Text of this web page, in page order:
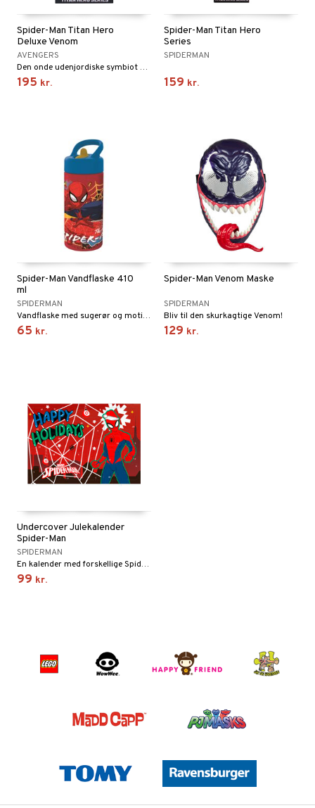
Spider-Man Titan Hero
Deluxe Venom
AVENGERS
Den onde udenjordiske symbiot Venom er en af Spider-Mans største fjender!
195 kr.
Spider-Man Titan Hero
Series
SPIDERMAN
159 kr.
Spider-Man Vandflaske 410
ml
SPIDERMAN
Vandflaske med sugerør og motiv af Spider-Man.
65 kr.
Spider-Man Venom Maske
SPIDERMAN
Bliv til den skurkagtige Venom!
129 kr.
Undercover Julekalender
Spider-Man
SPIDERMAN
En kalender med forskellige Spiderman-ting.
99 kr.